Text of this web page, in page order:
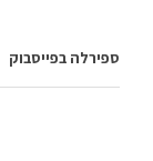
ספירלה בפייסבוק